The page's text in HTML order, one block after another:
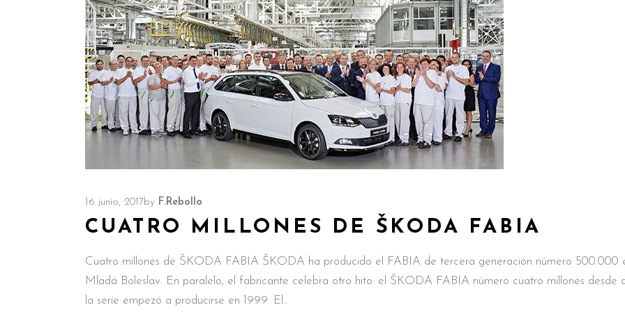
16 junio, 2017by F.Rebollo
CUATRO MILLONES DE ŠKODA FABIA
Cuatro millones de ŠKODA FABIA ŠKODA ha producido el FABIA de tercera generación número 500.000
Mladá Boleslav. En paralelo, el fabricante celebra otro hito: el ŠKODA FABIA número cuatro millones desde
la serie empezó a producirse en 1999. El